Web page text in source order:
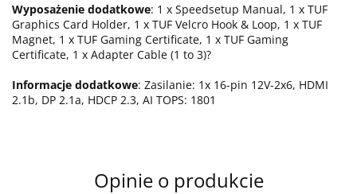
Wyposażenie dodatkowe: 1 x Speedsetup Manual, 1 x TUF
Graphics Card Holder, 1 x TUF Velcro Hook & Loop, 1 x TUF
Magnet, 1 x TUF Gaming Certificate, 1 x TUF Gaming
Certificate, 1 x Adapter Cable (1 to 3)?
Informacje dodatkowe: Zasilanie: 1x 16-pin 12V-2x6, HDMI
2.1b, DP 2.1a, HDCP 2.3, AI TOPS: 1801
Opinie o produkcie